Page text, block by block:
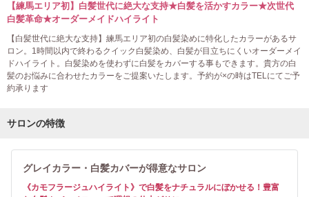
【練馬エリア初】白髪世代に絶大な支持★白髪を活かすカラー★次世代
白髪革命★オーダーメイドハイライト
【白髪世代に絶大な支持】練馬エリア初の白髪染めに特化したカラーがあるサ
ロン。1時間以内で終わるクイック白髪染め、白髪が目立ちにくいオーダーメイ
ドハイライト。白髪染めを使わずに白髪をカバーする事もできます。貴方の白
髪のお悩みに合わせたカラーをご提案いたします。予約が×の時はTELにてご予
約承ります
サロンの特徴
グレイカラー・白髪カバーが得意なサロン
《カモフラージュハイライト》で白髪をナチュラルにぼかせる！豊富